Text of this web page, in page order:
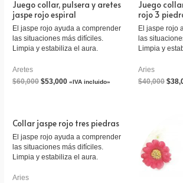
Juego collar, pulsera y aretes
jaspe rojo espiral
El jaspe rojo ayuda a comprender
las situaciones más difíciles.
Limpia y estabiliza el aura.
Aretes
$60,000 $53,000 «IVA incluido»
Juego
rojo 3
El jaspe rojo
las
Limpia y
Aries
$40,000 $
Collar jaspe rojo tres piedras
El jaspe rojo ayuda a comprender
las situaciones más difíciles.
Limpia y estabiliza el aura.
Aries